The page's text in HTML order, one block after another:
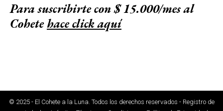
Para suscribirte con $ 15.000/mes al
Cohetehace click aquí
© 2025 - El Cohete a la Luna. Todos los derechos reservados - Registro de